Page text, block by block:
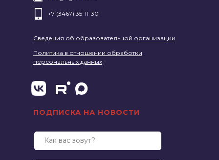
ПОДПИСКА НА НОВОСТИ
+7 (3467) 35-11-30
Как вас зовут?
Политика в отношении обработки
персональных данных
Сведения об образовательной организации